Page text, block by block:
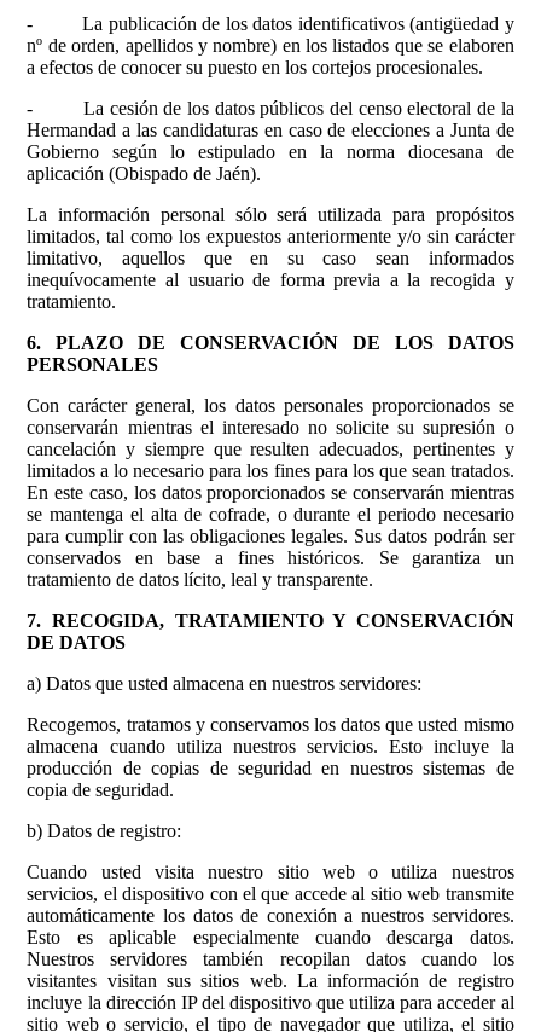
- La publicación de los datos identificativos (antigüedad y
nº de orden, apellidos y nombre) en los listados que se elaboren
a efectos de conocer su puesto en los cortejos procesionales.
- La cesión de los datos públicos del censo electoral de la
Hermandad a las candidaturas en caso de elecciones a Junta de
Gobierno según lo estipulado en la norma diocesana de
aplicación (Obispado de Jaén).
La información personal sólo será utilizada para propósitos
limitados, tal como los expuestos anteriormente y/o sin carácter
limitativo, aquellos que en su caso sean informados
inequívocamente al usuario de forma previa a la recogida y
tratamiento.
6. PLAZO DE CONSERVACIÓN DE LOS DATOS
PERSONALES
Con carácter general, los datos personales proporcionados se
conservarán mientras el interesado no solicite su supresión o
cancelación y siempre que resulten adecuados, pertinentes y
limitados a lo necesario para los fines para los que sean tratados.
En este caso, los datos proporcionados se conservarán mientras
se mantenga el alta de cofrade, o durante el periodo necesario
para cumplir con las obligaciones legales. Sus datos podrán ser
conservados en base a fines históricos. Se garantiza un
tratamiento de datos lícito, leal y transparente.
7. RECOGIDA, TRATAMIENTO Y CONSERVACIÓN
DE DATOS
a) Datos que usted almacena en nuestros servidores:
Recogemos, tratamos y conservamos los datos que usted mismo
almacena cuando utiliza nuestros servicios. Esto incluye la
producción de copias de seguridad en nuestros sistemas de
copia de seguridad.
b) Datos de registro:
Cuando usted visita nuestro sitio web o utiliza nuestros
servicios, el dispositivo con el que accede al sitio web transmite
automáticamente los datos de conexión a nuestros servidores.
Esto es aplicable especialmente cuando descarga datos.
Nuestros servidores también recopilan datos cuando los
visitantes visitan sus sitios web. La información de registro
incluye la dirección IP del dispositivo que utiliza para acceder al
sitio web o servicio, el tipo de navegador que utiliza, el sitio